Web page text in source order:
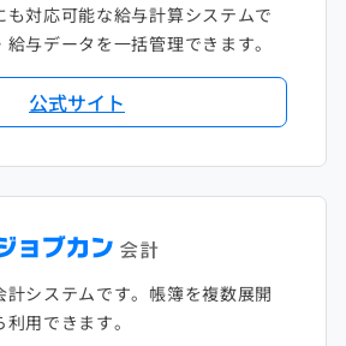
対応可能な給与計算システムで
与データを一括管理できます。
公式サイト
システムです。帳簿を複数展開
用できます。